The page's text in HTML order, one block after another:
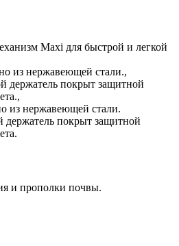
Maxi для быстрой и легкой
из нержавеющей стали.,
держатель покрыт защитной
из нержавеющей стали.
держатель покрыт защитной
и прополки почвы.